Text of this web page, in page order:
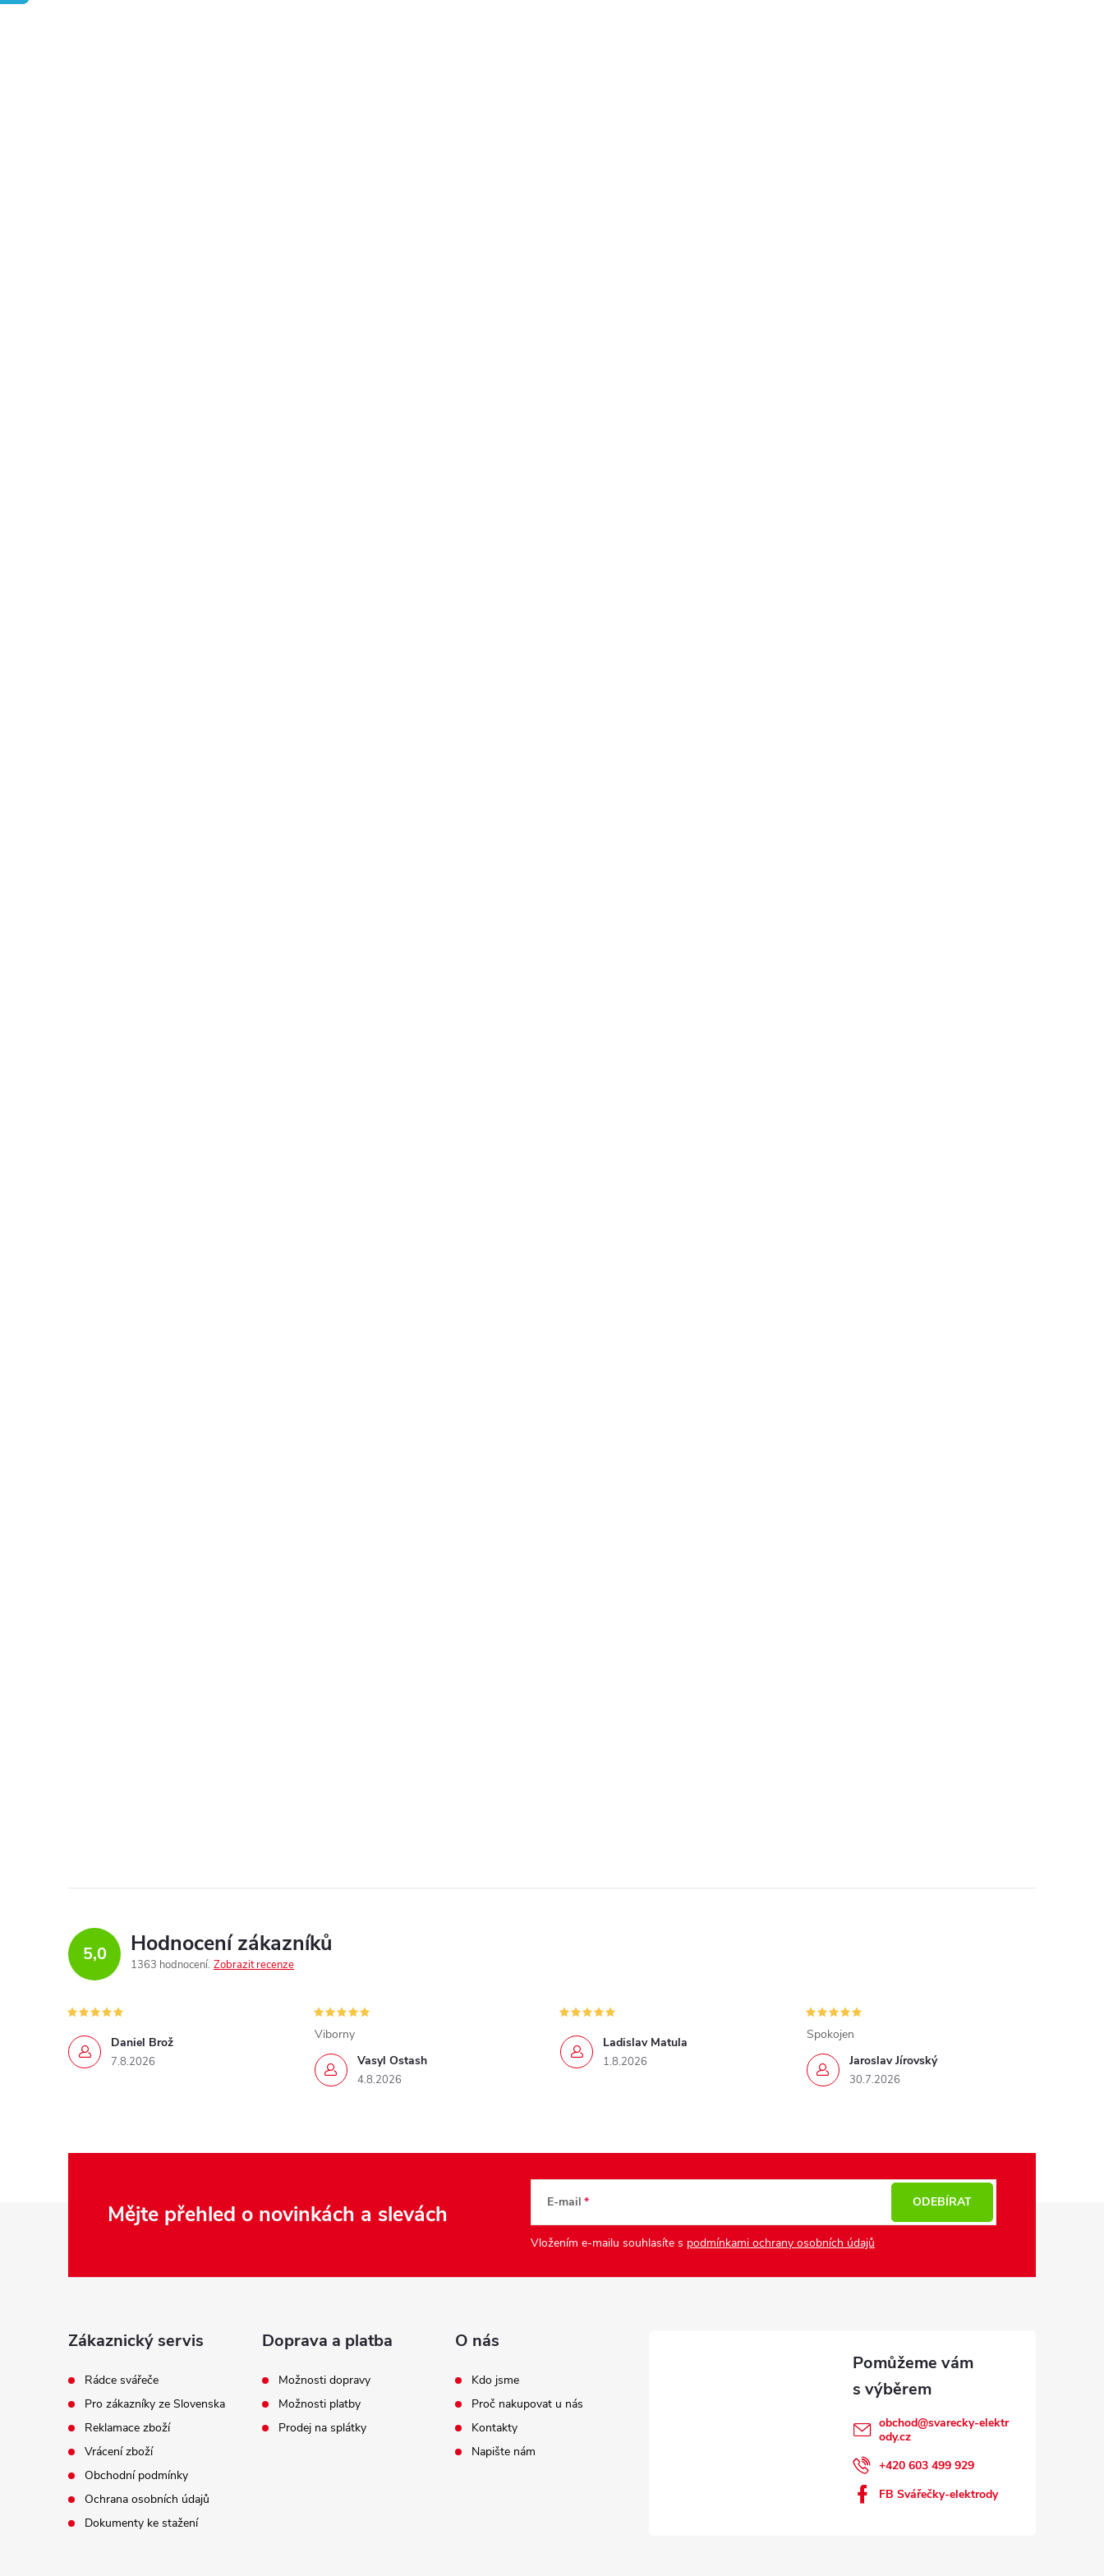
5,0 Hodnocení zákazníků
1363 hodnocení Zobrazit recenze
Daniel Brož
7.8.2026 Vasyl Ostash
4.8.2026
Viborny
Ladislav Matula
1.8.2026 Jaroslav Jírovský
30.7.2026
Spokojen
Mějte přehled o novinkách a slevách E-mail
Vložením e-mailu souhlasíte s podmínkami ochrany osobních údajů
ODEBÍRAT
Zákaznický servis
Rádce svářeče
Pro zákazníky ze Slovenska
Reklamace zboží
Vrácení zboží
Obchodní podmínky
Ochrana osobních údajů
Dokumenty ke stažení
Doprava a platba
Možnosti dopravy
Možnosti platby
Prodej na splátky
O nás
Kdo jsme
Proč nakupovat u nás
Kontakty
Napište nám
obchod@svarecky-elektr
ody.cz
+420 603 499 929
FB Svářečky-elektrody